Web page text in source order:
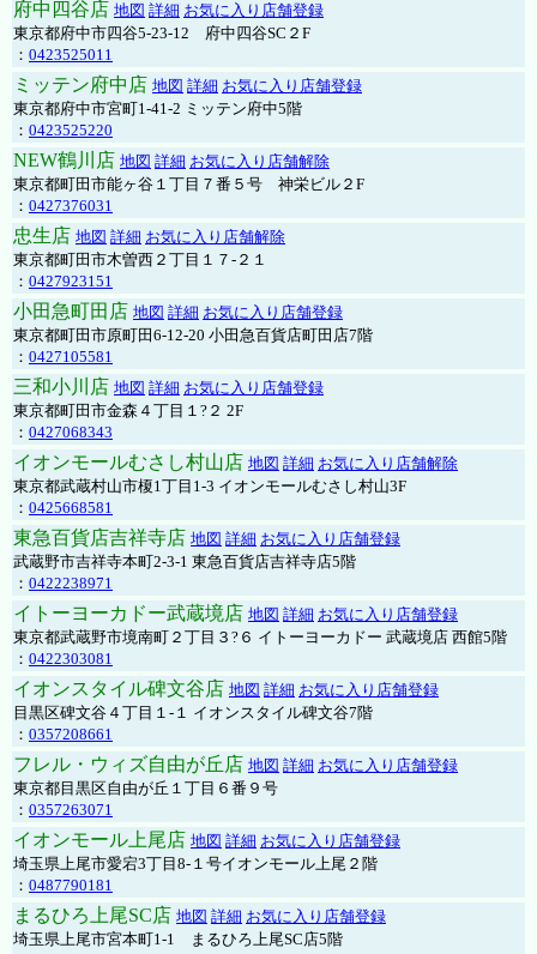
府中四谷店 地図 詳細 お気に入り店舗登録
東京都府中市四谷5-23-12 府中四谷SC２F
： 0423525011
ミッテン府中店 地図 詳細 お気に入り店舗登録
東京都府中市宮町1-41-2 ミッテン府中5階
： 0423525220
NEW鶴川店 地図 詳細 お気に入り店舗解除
東京都町田市能ヶ谷１丁目７番５号 神栄ビル２F
： 0427376031
忠生店 地図 詳細 お気に入り店舗解除
東京都町田市木曽西２丁目１７-２１
： 0427923151
小田急町田店 地図 詳細 お気に入り店舗登録
東京都町田市原町田6-12-20 小田急百貨店町田店7階
： 0427105581
三和小川店 地図 詳細 お気に入り店舗登録
東京都町田市金森４丁目１?２ 2F
： 0427068343
イオンモールむさし村山店 地図 詳細 お気に入り店舗解除
東京都武蔵村山市榎1丁目1-3 イオンモールむさし村山3F
： 0425668581
東急百貨店吉祥寺店 地図 詳細 お気に入り店舗登録
武蔵野市吉祥寺本町2-3-1 東急百貨店吉祥寺店5階
： 0422238971
イトーヨーカドー武蔵境店 地図 詳細 お気に入り店舗登録
東京都武蔵野市境南町２丁目３?６ イトーヨーカドー 武蔵境店 西館5階
： 0422303081
イオンスタイル碑文谷店 地図 詳細 お気に入り店舗登録
目黒区碑文谷４丁目１-１ イオンスタイル碑文谷7階
： 0357208661
フレル・ウィズ自由が丘店 地図 詳細 お気に入り店舗登録
東京都目黒区自由が丘１丁目６番９号
： 0357263071
イオンモール上尾店 地図 詳細 お気に入り店舗登録
埼玉県上尾市愛宕3丁目8-１号イオンモール上尾２階
： 0487790181
まるひろ上尾SC店 地図 詳細 お気に入り店舗登録
埼玉県上尾市宮本町1-1 まるひろ上尾SC店5階